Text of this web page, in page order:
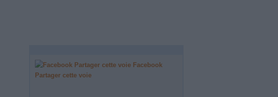
Facebook
Partager cette voie